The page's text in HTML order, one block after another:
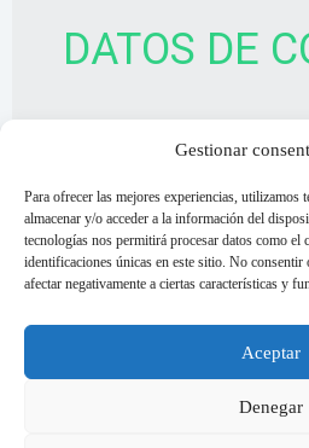
Gestionar
Para ofrecer las mejores experiencias, utilizamos
almacenar y/o acceder a la información del
tecnologías nos permitirá procesar datos como el
identificaciones únicas en este sitio. No
afectar negativamente a ciertas características y
Aceptar
Denegar
DATOS DE
C/
47001
657-46-